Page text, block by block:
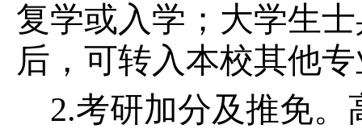
复学或入学；大学生
后，可转入本校其他
2.考研加分及推免